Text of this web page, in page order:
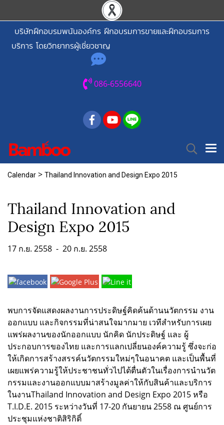
บริษัทฝึกอบรมพนันองค์กร ฝึกอบรมการขายและฝึกอบรมการ
บริการ โดยวิทยากรผู้เชี่ยวชาญ
086-6556640
Calendar > Thailand Innovation and Design Expo 2015
Thailand Innovation and
Design Expo 2015
17 ก.ย. 2558 - 20 ก.ย. 2558
พบการจัดแสดงผลงานการประดิษฐ์คิดค้นด้านนวัตกรรม งาน
ออกแบบ และกิจกรรมที่น่าสนใจมากมาย เวทีสำหรับการเผย
แพร่ผลงานของนักออกแบบ นักคิด นักประดิษฐ์ และ ผู้
ประกอบการของไทย และการแลกเปลี่ยนองค์ความรู้ ซึ่งจะก่อ
ให้เกิดการสร้างสรรค์นวัตกรรมใหม่ๆในอนาคต และเป็นพื้นที่
เผยแพร่ความรู้ให้ประชาชนทั่วไปได้ตื่นตัวในเรื่องการนำนวัต
กรรมและงานออกแบบมาสร้างมูลค่าให้กับสินค้าและบริการ
ในงานThailand Innovation and Design Expo 2015 หรือ
T.I.D.E. 2015 ระหว่างวันที่ 17-20 กันยายน 2558 ณ ศูนย์การ
ประชุมแห่งชาติสิริกิติ์